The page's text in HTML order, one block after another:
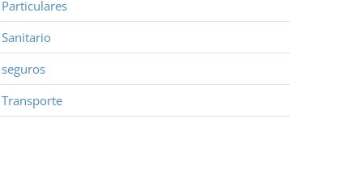
Particulares
Sanitario
seguros
Transporte